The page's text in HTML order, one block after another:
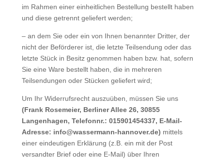
im Rahmen einer einheitlichen Bestellung bestellt haben
und diese getrennt geliefert werden;
– an dem Sie oder ein von Ihnen benannter Dritter, der
nicht der Beförderer ist, die letzte Teilsendung oder das
letzte Stück in Besitz genommen haben bzw. hat, sofern
Sie eine Ware bestellt haben, die in mehreren
Teilsendungen oder Stücken geliefert wird;
Um Ihr Widerrufsrecht auszuüben, müssen Sie uns
(Frank Rosemeier, Berliner Allee 26, 30855
Langenhagen, Telefonnr.: 015901454337, E-Mail-
Adresse: info@wassermann-hannover.de) mittels
einer eindeutigen Erklärung (z.B. ein mit der Post
versandter Brief oder eine E-Mail) über Ihren